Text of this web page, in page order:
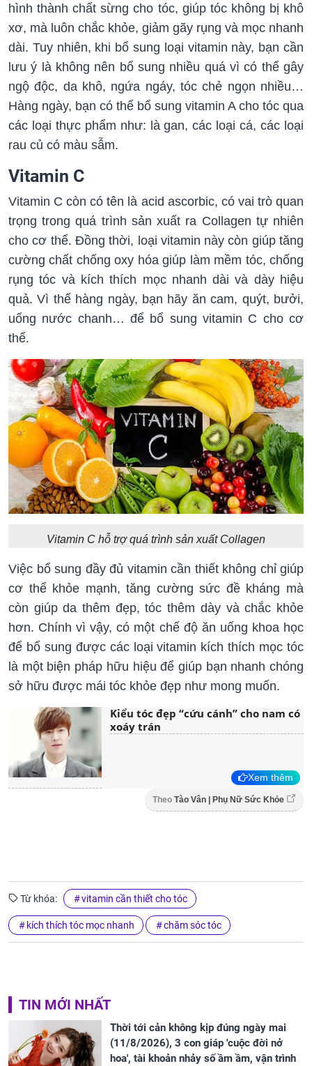
hình thành chất sừng cho tóc, giúp tóc không bị khô
xơ, mà luôn chắc khỏe, giảm gãy rụng và mọc nhanh
dài. Tuy nhiên, khi bổ sung loại vitamin này, bạn cần
lưu ý là không nên bổ sung nhiều quá vì có thể gây
ngộ độc, da khô, ngứa ngáy, tóc chẻ ngọn nhiều…
Hàng ngày, bạn có thể bổ sung vitamin A cho tóc qua
các loại thực phẩm như: là gan, các loại cá, các loại
rau củ có màu sẫm.
Vitamin C
Vitamin C còn có tên là acid ascorbic, có vai trò quan
trọng trong quá trình sản xuất ra Collagen tự nhiên
cho cơ thể. Đồng thời, loại vitamin này còn giúp tăng
cường chất chống oxy hóa giúp làm mềm tóc, chống
rụng tóc và kích thích mọc nhanh dài và dày hiệu
quả. Vì thế hàng ngày, bạn hãy ăn cam, quýt, bưởi,
uống nước chanh… để bổ sung vitamin C cho cơ
thể.
Vitamin C hỗ trợ quá trình sản xuất Collagen
Việc bổ sung đầy đủ vitamin cần thiết không chỉ giúp
cơ thể khỏe mạnh, tăng cường sức đề kháng mà
còn giúp da thêm đẹp, tóc thêm dày và chắc khỏe
hơn. Chính vì vậy, có một chế độ ăn uống khoa học
để bổ sung được các loại vitamin kích thích mọc tóc
là một biện pháp hữu hiệu để giúp bạn nhanh chóng
sở hữu được mái tóc khỏe đẹp như mong muốn.
Kiểu tóc đẹp “cứu cánh” cho nam có
xoáy trán
Xem thêm
Theo Tào Vân | Phụ Nữ Sức Khỏe
Từ khóa: vitamin cần thiết cho tóc
kích thích tóc mọc nhanh chăm sóc tóc
TIN MỚI NHẤT
Thời tới cản không kịp đúng ngày mai
(11/8/2026), 3 con giáp 'cuộc đời nở
hoa', tài khoản nhảy số ầm ầm, vận trình